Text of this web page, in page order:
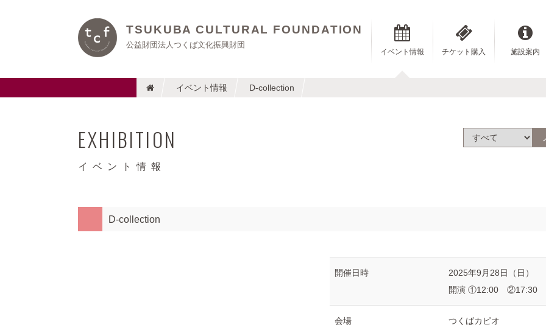
TSUKUBA CULTURAL FOUNDATION
公益財団法人つくば文化振興財団
イベント情報 チケット購入 施設案内
イベント情報 D-collection
EXHIBITION
イベント情報
D-collection
開催日時
2025年9月28日（日）
開演 ①12:00 ②17:30
会場
つくばカピオ